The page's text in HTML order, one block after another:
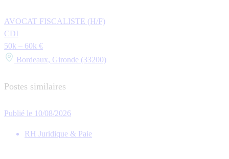
AVOCAT FISCALISTE (H/F)
CDI
50k – 60k €
Bordeaux, Gironde (33200)
Postes similaires
Publié le 10/08/2026
RH Juridique & Paie